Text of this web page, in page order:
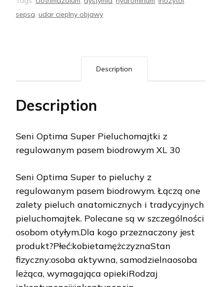
sepsa, udar cieplny objawy
Description
Description
Seni Optima Super Pieluchomajtki z
regulowanym pasem biodrowym XL 30
Seni Optima Super to pieluchy z
regulowanym pasem biodrowym. Łączą one
zalety pieluch anatomicznych i tradycyjnych
pieluchomajtek. Polecane są w szczególności
osobom otyłym.Dla kogo przeznaczony jest
produkt?Płeć:kobietamężczyznaStan
fizyczny:osoba aktywna, samodzielnaosoba
leżąca, wymagająca opiekiRodzaj